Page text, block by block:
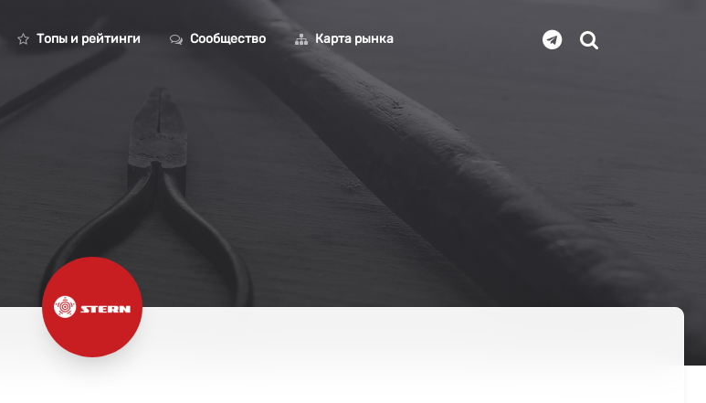
Топы и рейтинги Сообщество Карта рынка